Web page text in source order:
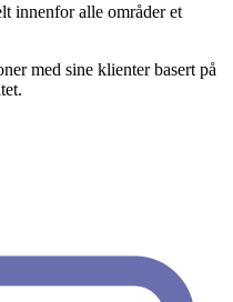
innenfor alle områder et
med sine klienter basert på